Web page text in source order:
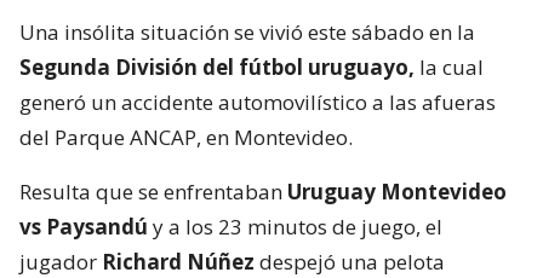
Una insólita situación se vivió este sábado en la
Segunda División del fútbol uruguayo, la cual
generó un accidente automovilístico a las afueras
del Parque ANCAP, en Montevideo.
Resulta que se enfrentaban Uruguay Montevideo
vs Paysandú y a los 23 minutos de juego, el
jugador Richard Núñez despejó una pelota